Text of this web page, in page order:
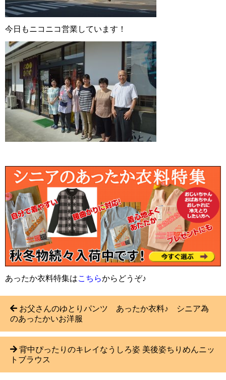
今日もニコニコ営業しています！
あったか衣料特集はこちらからどうぞ♪
お父さんのゆとりパンツ あったか衣料♪ シニア為
のあったかいお洋服
背中ぴったりのキレイなうしろ姿 美後姿ちりめんニッ
トブラウス